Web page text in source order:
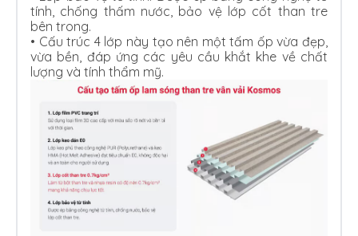
tính, chống thấm nước, bảo vệ lớp cốt than tre
bên trong.
• Cấu trúc 4 lớp này tạo nên một tấm ốp vừa đẹp,
vừa bền, đáp ứng các yêu cầu khắt khe về chất
lượng và tính thẩm mỹ.